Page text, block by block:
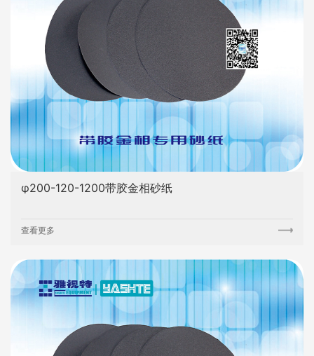
φ200-120-1200带胶金相砂纸
查看更多